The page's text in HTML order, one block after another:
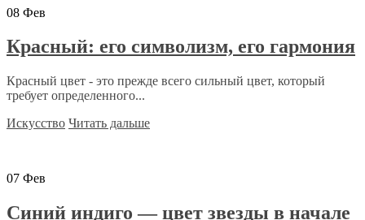
08 Фев
Красный: его символизм, его гармония
Красный цвет - это прежде всего сильный цвет, который
требует определенного...
Искусство Читать дальше
07 Фев
Синий индиго — цвет звезды в начале